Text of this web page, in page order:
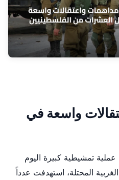
واسعة في
تمشيطية كبيرة اليوم
المحتلة، استهدفت عدداً